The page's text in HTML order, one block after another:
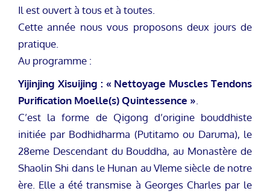
Il est ouvert à tous et à toutes.
Cette année nous vous proposons deux jours de
pratique.
Au programme :
Yijinjing Xisuijing : « Nettoyage Muscles Tendons
Purification Moelle(s) Quintessence »
C’est la forme de Qigong d’origine bouddhiste
initiée par Bodhidharma (Putitamo ou Daruma), le
28eme Descendant du Bouddha, au Monastère de
Shaolin Shi dans le Hunan au VIeme siècle de notre
ère. Elle a été transmise à Georges Charles par le